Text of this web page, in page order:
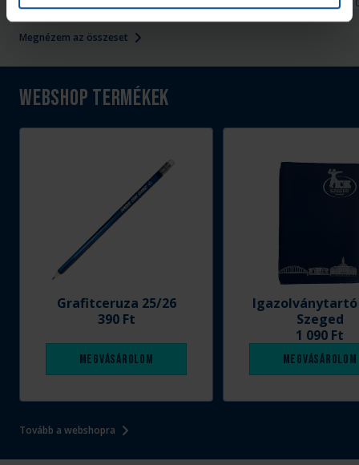
Megnézem az összeset
Handball Family
Webshop termékek
Tovább a webshopra
Grafitceruza 25/26
390 Ft
Megvásárolom
Szeged
1 090 Ft
Megvásárolom